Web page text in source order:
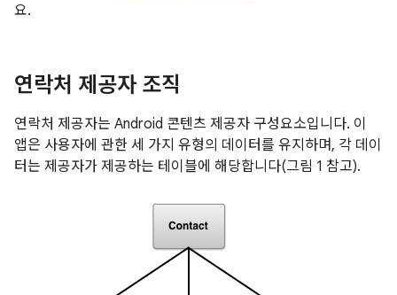
요.
연락처 제공자 조직
연락처 제공자는 Android 콘텐츠 제공자 구성요소입니다. 이
앱은 사용자에 관한 세 가지 유형의 데이터를 유지하며, 각 데이
터는 제공자가 제공하는 테이블에 해당합니다(그림 1 참고).